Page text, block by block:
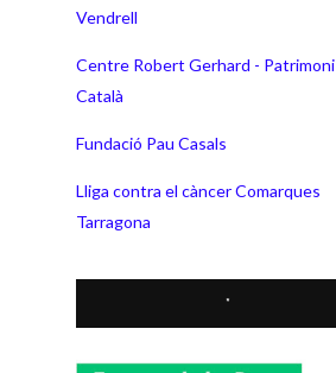
Vendrell
Centre Robert Gerhard - Patrimoni
Català
Fundació Pau Casals
Lliga contra el càncer Comarques
Tarragona
*